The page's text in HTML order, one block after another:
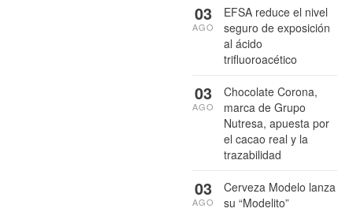
EFSA reduce el nivel
seguro de exposición
al ácido
trifluoroacético
03
AGO
Chocolate Corona,
marca de Grupo
Nutresa, apuesta por
el cacao real y la
trazabilidad
03
AGO
Cerveza Modelo lanza
su “Modelito”
03
AGO